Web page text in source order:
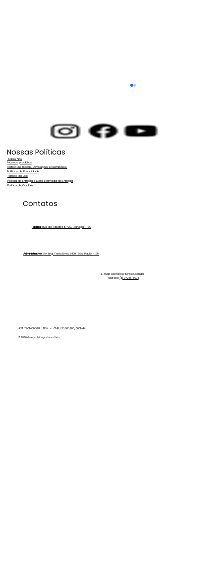
Diluição de Produtos Para Estética
Dinheiro!
A2T TECNOLOGIA LTDA - CNPJ 36.806.286/0001-44
© 2026 desenvolvido por Inovatório
Nossas Políticas
Nossos produtos
Sobre Nós
Política de Trocas, Devoluções e Reembolso.
Políticas de Privacidade
Política de Entrega e Data Estimada de Entrega
Política de Cookies
Termos de Uso
Contatos
Fábrica:Rua do Albatroz, 430. Palhoça - SC
Administrativo:Av. Brig. Faria Lima, 3400, São Paulo - SP.
E-mail:contato@zeroka.com.br
Telefone: (11) 97243-3694